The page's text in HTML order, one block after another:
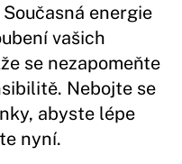
energie
vašich
se nezapomeňte
Nebojte se
abyste lépe
nyní.